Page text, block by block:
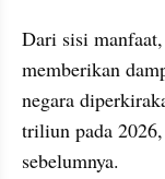
Dari sisi
memberikan
negara
triliun pada
sebelumnya.